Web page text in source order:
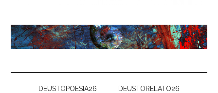
DEUSTOPOESIA26 DEUSTORELATO26